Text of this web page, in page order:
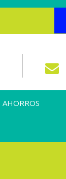
AHORROS